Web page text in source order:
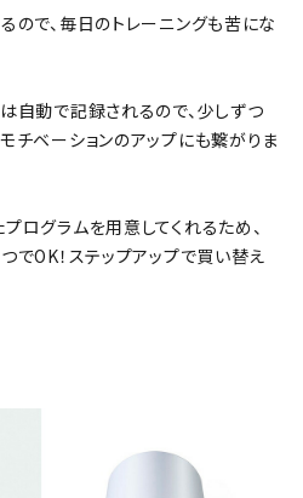
ので、毎日のトレーニングも苦にな
自動で記録されるので、少しずつ
チベーションのアップにも繋がりま
ログラムを用意してくれるため、
OK！ステップアップで買い替え